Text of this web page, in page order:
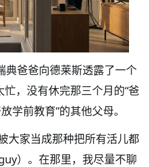
典爸爸向德莱斯透露了一个
，没有休完那三个月的“爸
学前教育”的其他父母。
大家当成那种把所有活儿都
）。在那里，我尽量不聊